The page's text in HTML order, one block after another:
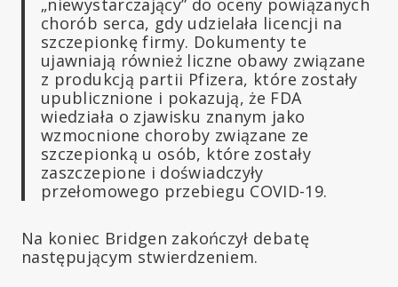
„niewystarczający” do oceny powiązanych
chorób serca, gdy udzielała licencji na
szczepionkę firmy. Dokumenty te
ujawniają również liczne obawy związane
z produkcją partii Pfizera, które zostały
upublicznione i pokazują, że FDA
wiedziała o zjawisku znanym jako
wzmocnione choroby związane ze
szczepionką u osób, które zostały
zaszczepione i doświadczyły
przełomowego przebiegu COVID-19.
Na koniec Bridgen zakończył debatę
następującym stwierdzeniem.